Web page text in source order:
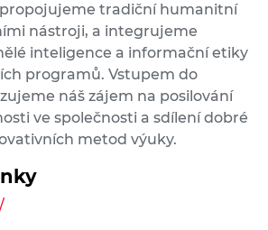
tradiční humanitní
nástroji, a integrujeme
inteligence a informační etiky
programů. Vstupem do
náš zájem na posilování
ve společnosti a sdílení dobré
metod výuky.